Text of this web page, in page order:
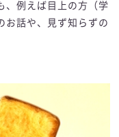
、例えば目上の方（学
お話や、見ず知らずの